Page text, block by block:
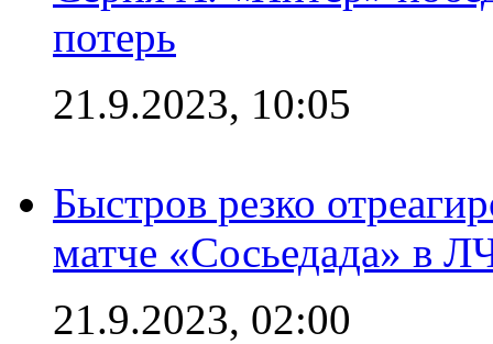
потерь
21.9.2023, 10:05
Быстров резко
матче «Сосьедада» в
21.9.2023, 02:00